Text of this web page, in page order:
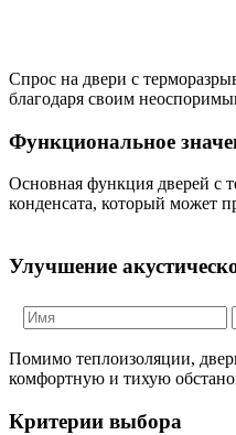
Спрос на двери с
благодаря своим
Функциональное
Основная функция дверей с
конденсата, который может
Улучшение
Помимо теплоизоляции,
комфортную и тихую
Критерии выбора